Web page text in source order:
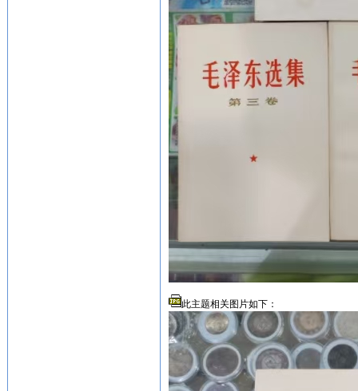
此主题相关图片如下：